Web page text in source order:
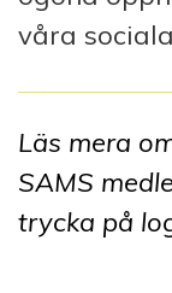
våra
Läs mera
SAMS
trycka på